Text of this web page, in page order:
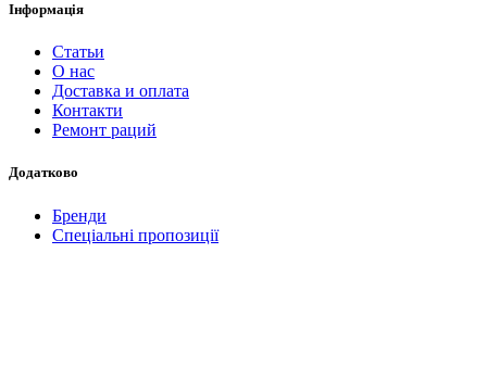
Інформація
Статьи
О нас
Доставка и оплата
Контакти
Ремонт раций
Додатково
Бренди
Спеціальні пропозиції